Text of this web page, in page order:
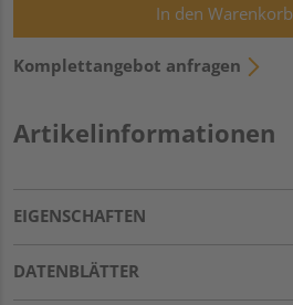
In den Warenkorb
Komplettangebot anfragen
Artikelinformationen
EIGENSCHAFTEN
DATENBLÄTTER